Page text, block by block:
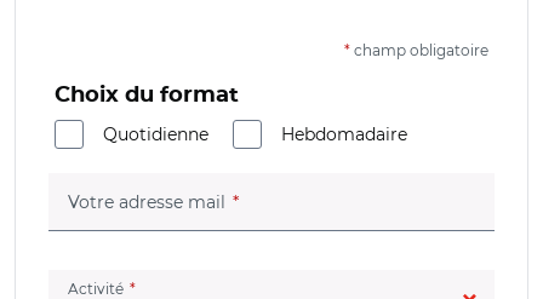
* champ obligatoire
Choix du format
Quotidienne
Hebdomadaire
Votre adresse mail (champ obligatoire)
Activité (champ obligatoire)